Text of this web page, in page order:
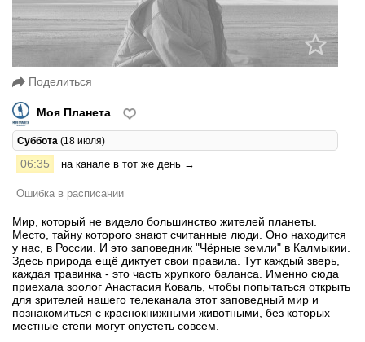
Поделиться
Моя Планета
Суббота (18 июля)
06:35 на канале в тот же день →
Ошибка в расписании
Мир, который не видело большинство жителей планеты.
Место, тайну которого знают считанные люди. Оно находится
у нас, в России. И это заповедник "Чёрные земли" в Калмыкии.
Здесь природа ещё диктует свои правила. Тут каждый зверь,
каждая травинка - это часть хрупкого баланса. Именно сюда
приехала зоолог Анастасия Коваль, чтобы попытаться открыть
для зрителей нашего телеканала этот заповедный мир и
познакомиться с краснокнижными животными, без которых
местные степи могут опустеть совсем.